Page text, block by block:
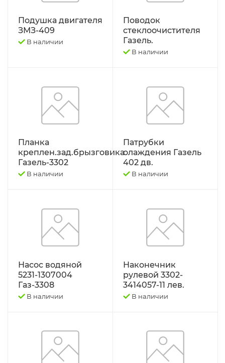
Подушка двигателя
ЗМЗ-409
В наличии
Поводок
стеклоочистителя
Газель.
В наличии
Планка
креплен.зад.брызговика
Газель-3302
В наличии
Патрубки
олаждения Газель
402 дв.
В наличии
Насос водяной
5231-1307004
Газ-3308
В наличии
Наконечник
рулевой 3302-
3414057-11 лев.
В наличии
Трактор Т-150 СМД-60 СМД-31
Трактор Т-40, ЛТЗ-55/60 (Д-144)
Трактор Т-70С
Трактор ЮМЗ-6
ТУРБОКОМПРЕССОРЫ
ФОРС., ПЛУНЖ. ПАРА ,КЛАП. ПАРА,
ПОМПЫ, НАСОС ПОДКА
ЭО-3323, ЭО-2621 ПЭА-1 ТО-49,702,
ЕК-12,14, ДЭК-251